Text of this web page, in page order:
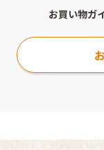
お買い物ガ